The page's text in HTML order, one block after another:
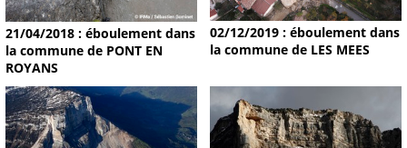
21/04/2018 : éboulement dans
la commune de PONT EN
ROYANS
02/12/2019 : éboulement dans
la commune de LES MEES